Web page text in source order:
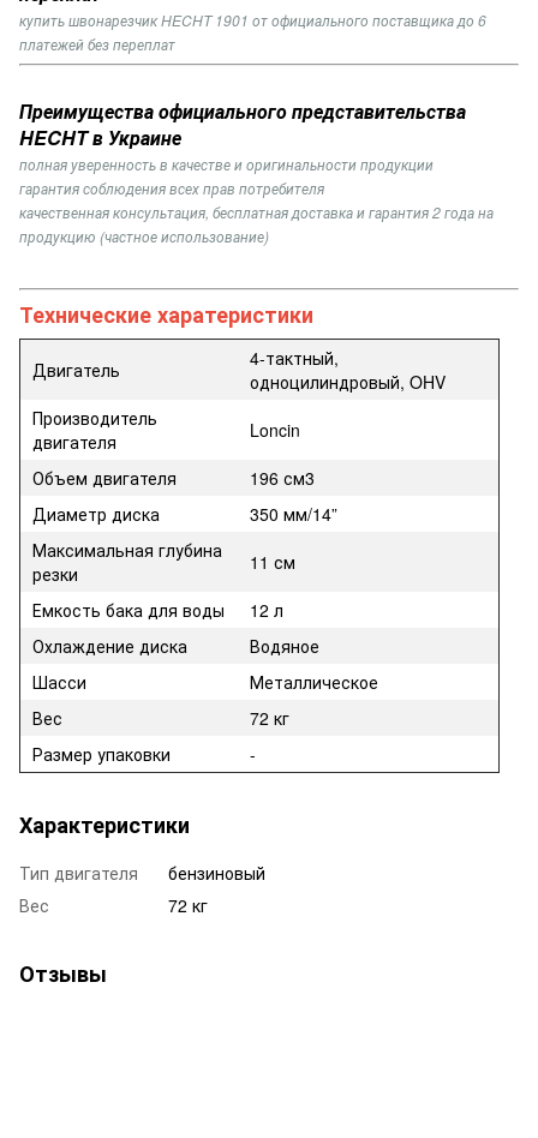
купить швонарезчик HECHT 1901 от официального поставщика до 6
платежей без переплат
Преимущества официального представительства
HECHT в Украине
полная уверенность в качестве и оригинальности продукции
гарантия соблюдения всех прав потребителя
качественная консультация, бесплатная доставка и гарантия 2 года на
продукцию (частное использование)
Технические харатеристики
Двигатель
4-тактный,
одноцилиндровый, OHV
Производитель
двигателя
Loncin
Объем двигателя
196 см3
Диаметр диска
350 мм/14”
Максимальная глубина
резки
11 см
Емкость бака для воды
12 л
Охлаждение диска
Водяное
Шасси
Металлическое
Вес
72 кг
Размер упаковки
-
Характеристики
Тип двигателя
бензиновый
Вес
72 кг
Отзывы